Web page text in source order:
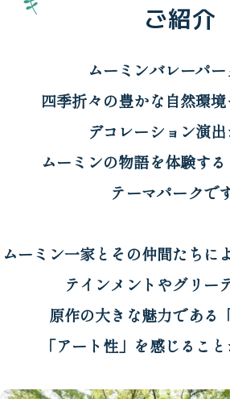
ご紹介
ムーミンバレーパー
四季折々の豊かな自然環
デコレーション演出
ムーミンの物語を体験す
テーマパークです
ムーミン一家とその仲間たちに
テインメントやグリー
原作の大きな魅力である
「アート性」を感じること